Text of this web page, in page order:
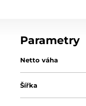
Parametry
Netto váha
Šířka